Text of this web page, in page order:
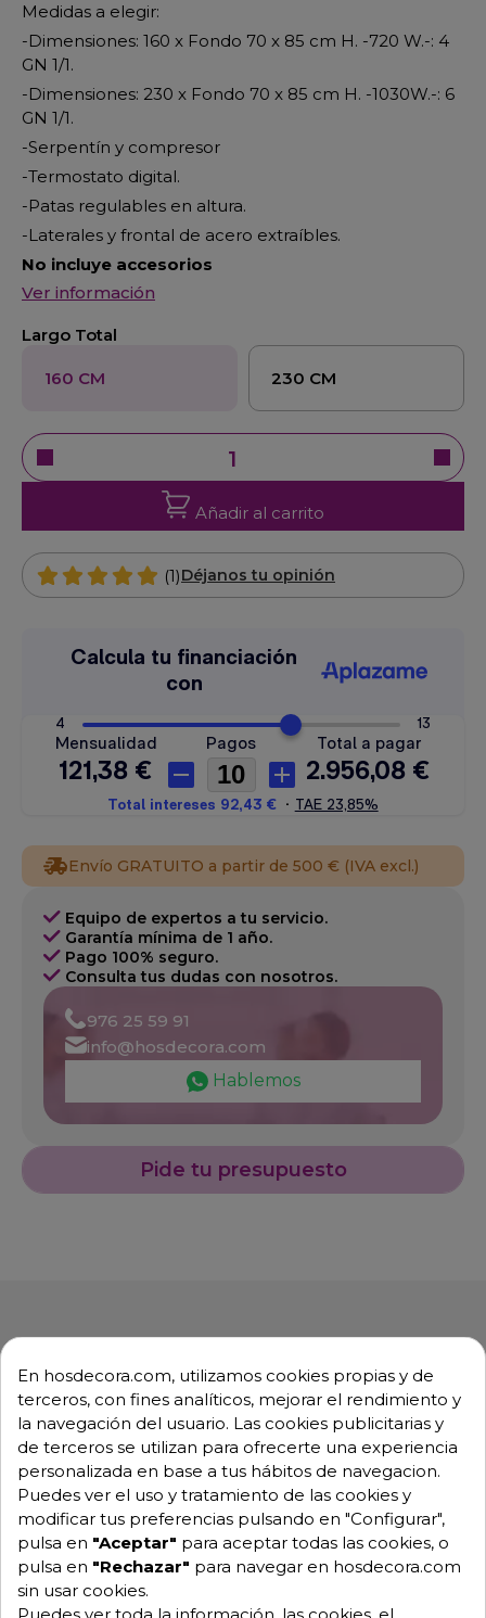
Medidas a elegir:
-Dimensiones: 160 x Fondo 70 x 85 cm H. -720 W.-: 4
GN 1/1.
-Dimensiones: 230 x Fondo 70 x 85 cm H. -1030W.-: 6
GN 1/1.
-Serpentín y compresor
-Termostato digital.
-Patas regulables en altura.
-Laterales y frontal de acero extraíbles.
No incluye accesorios
Ver información
Largo Total
160 CM 230 CM
Añadir al carrito
(1)Déjanos tu opinión
Envío GRATUITO a partir de 500 € (IVA excl.)
Equipo de expertos a tu servicio.
Garantía mínima de 1 año.
Pago 100% seguro.
Consulta tus dudas con nosotros.
976 25 59 91
info@hosdecora.com
Hablemos
Pide tu presupuesto
Descripción Detalles de producto
SELF-SERVICE para Hotel
Muebles modulares con elementos fríos para
exponer y mantener las bebidas y los alimentos a la
temperatura correcta.
Elementos diseñados para complementar la línea
self-service en todas las necesidades.
En hosdecora.com, utilizamos cookies propias y de
terceros, con fines analíticos, mejorar el rendimiento y
la navegación del usuario. Las cookies publicitarias y
de terceros se utilizan para ofrecerte una experiencia
personalizada en base a tus hábitos de navegacion.
Puedes ver el uso y tratamiento de las cookies y
modificar tus preferencias pulsando en "Configurar",
pulsa en "Aceptar" para aceptar todas las cookies, o
pulsa en "Rechazar" para navegar en hosdecora.com
sin usar cookies.
Puedes ver toda la información, las cookies, el